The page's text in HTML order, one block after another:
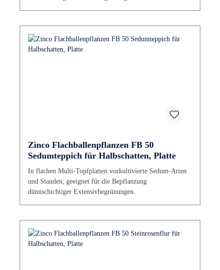
Zinco Flachballenpflanzen FB 50
Sedumteppich für Halbschatten, Platte
In flachen Multi-Topfplatten vorkultivierte Sedum-Arten
und Stauden; geeignet für die Bepflanzung
dünnschichtiger Extensivbegrünungen.